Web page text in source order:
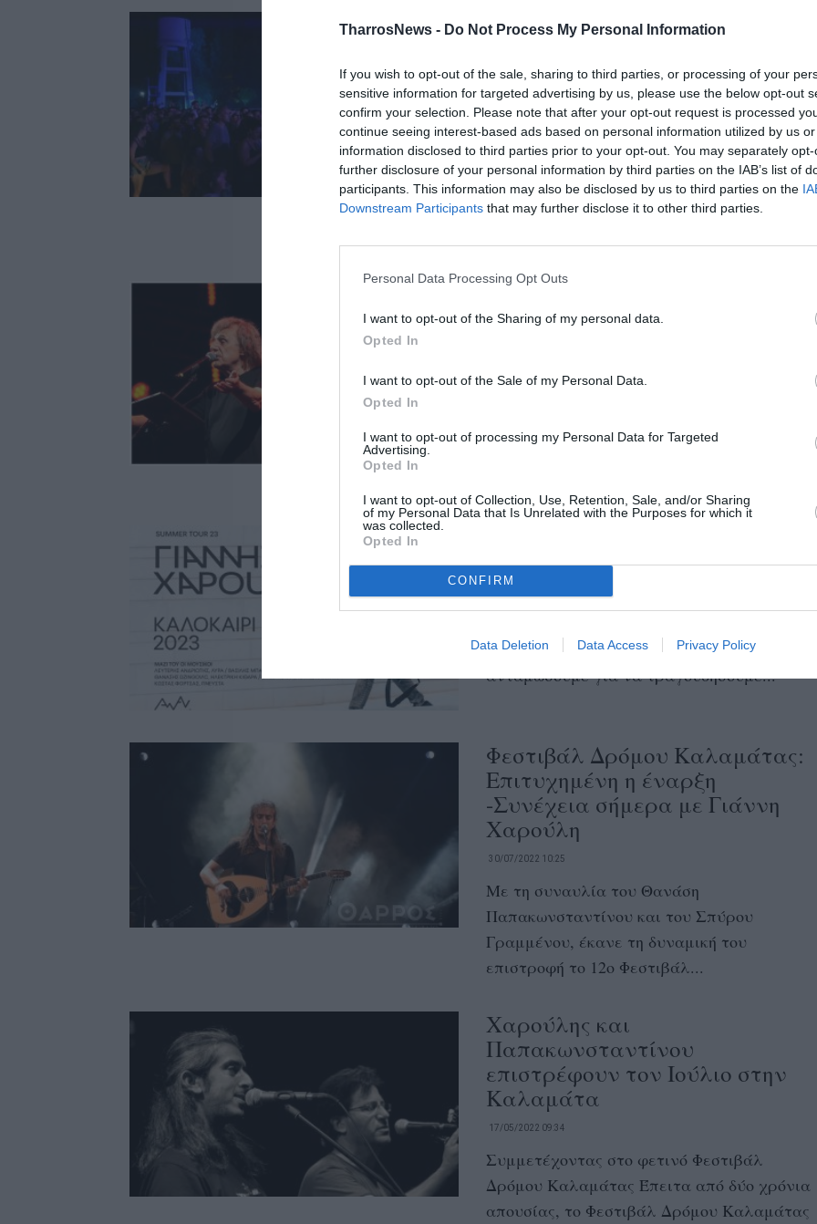
TharrosNews - Do Not Process My Personal Information
If you wish to opt-out of the sale, sharing to third parties, or processing of your
sensitive information for targeted advertising by us, please use the below opt-out
confirm your selection. Please note that after your opt-out request is processed
continue seeing interest-based ads based on personal information utilized by us
information disclosed to third parties prior to your opt-out. You may separately
further disclosure of your personal information by third parties on the IAB’s list of
participants. This information may also be disclosed by us to third parties on the
Downstream Participants that may further disclose it to other third parties.
Personal Data Processing Opt Outs
I want to opt-out of the Sharing of my personal data.
Opted In
I want to opt-out of the Sale of my Personal Data.
Opted In
I want to opt-out of processing my Personal Data for Targeted
Advertising.
Opted In
I want to opt-out of Collection, Use, Retention, Sale, and/or Sharing
of my Personal Data that Is Unrelated with the Purposes for which it
was collected.
Opted In
CONFIRM
Data Deletion Data Access Privacy Policy
Το Φεστιβάλ Δρόμου
ακόμα περισσότερη ενέργεια
και καλλιτεχνική ποικιλία
25/07/2024 09:55
Το δημοφιλές Φεστιβάλ Δρόμου Καλαμάτας
επιστρέφει για 14η συνεχή χρονιά,
διατηρώντας τη φήμη του ως το μεγαλύτερο
Στην Καλαμάτα τον Ιούλιο Β.
Παπακωνσταντίνου & Γ.
χρονιά, ανάμεσα σε άλλους αγαπημένους
στη Μάνη
αυτό το καλοκαίρι μας καλούν να
ανταμώσουμε για να τραγουδήσουμε...
Φεστιβάλ Δρόμου Καλαμάτας:
Επιτυχημένη η έναρξη
-Συνέχεια σήμερα με Γιάννη
Χαρούλη
30/07/2022 10:25
Με τη συναυλία του Θανάση
Παπακωνσταντίνου και του Σπύρου
Γραμμένου, έκανε τη δυναμική του
επιστροφή το 12ο Φεστιβάλ...
Χαρούλης και
Παπακωνσταντίνου
επιστρέφουν τον Ιούλιο στην
Καλαμάτα
17/05/2022 09:34
Συμμετέχοντας στο φετινό Φεστιβάλ
Δρόμου Καλαμάτας Έπειτα από δύο χρόνια
απουσίας, το Φεστιβάλ Δρόμου Καλαμάτας